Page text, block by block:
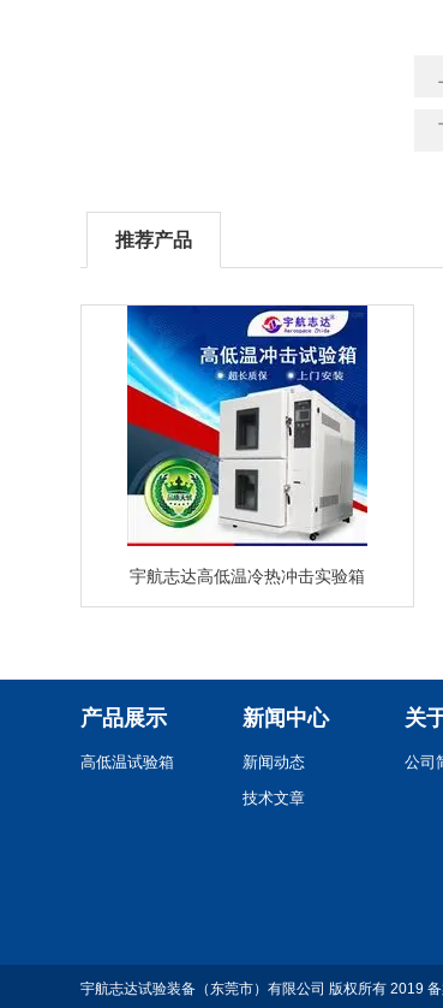
推荐产品
宇航志达高低温冷热冲击实验箱
产品展示
高低温试验箱
新闻中心
新闻动态
技术文章
关
公司
宇航志达试验装备（东莞市）有限公司 版权所有 2019